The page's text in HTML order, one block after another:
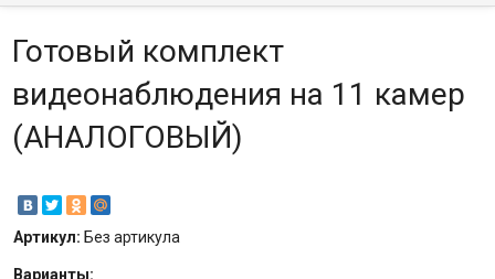
Готовый комплект
видеонаблюдения на 11 камер
(АНАЛОГОВЫЙ)
Артикул: Без артикула
Варианты: